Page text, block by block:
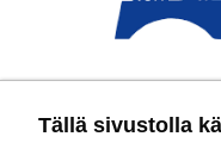
Tällä sivustolla